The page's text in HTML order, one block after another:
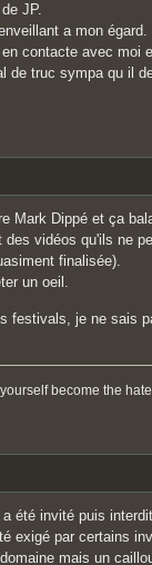
JP.
a mon égard.
contacte avec moi
de truc sympa qu il
Mark Dippé et ça
vidéos qu'ils ne
finalisée).
un oeil.
festivals, je ne sais
become the
été invité puis
exigé par certains
mais un